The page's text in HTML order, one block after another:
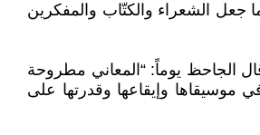
جعل الشعراء والكتّاب والمفكرين
الجاحظ يوماً: “المعاني مطروحة
وإيقاعها وقدرتها على